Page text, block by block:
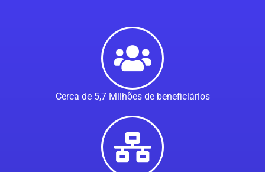
Cerca de 5,7 Milhões de beneficiários